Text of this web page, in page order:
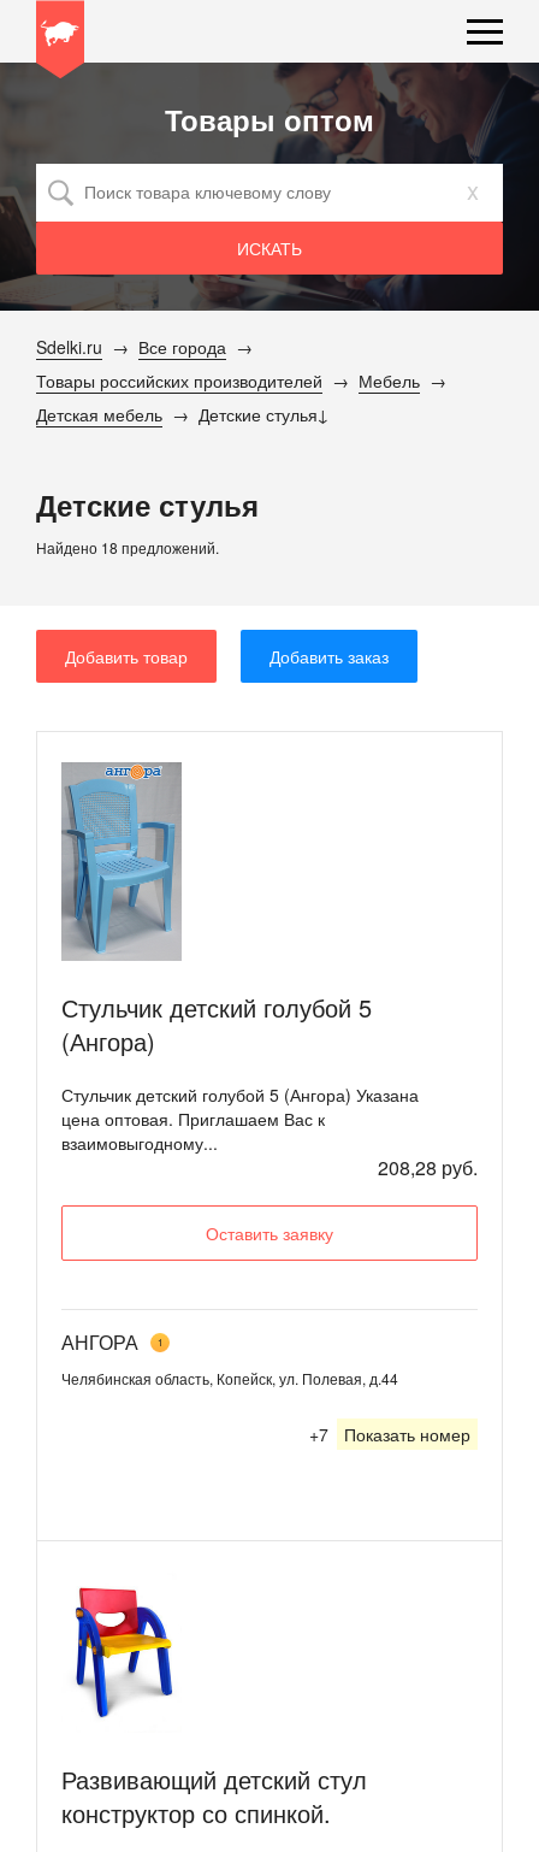
Товары оптом
x
Sdelki.ru
Все города
Товары российских производителей
Мебель
Детская мебель
Детские стулья
Детские стулья
Найдено 18 предложений.
Добавить товар Добавить заказ
Стульчик детский голубой 5
(Ангора)
Стульчик детский голубой 5 (Ангора) Указана
цена оптовая. Приглашаем Вас к
взаимовыгодному...
208,28 руб.
Оставить заявку
АНГОРА 1
Челябинская область, Копейск, ул. Полевая, д.44
+7 Показать номер
Развивающий детский стул
конструктор со спинкой.